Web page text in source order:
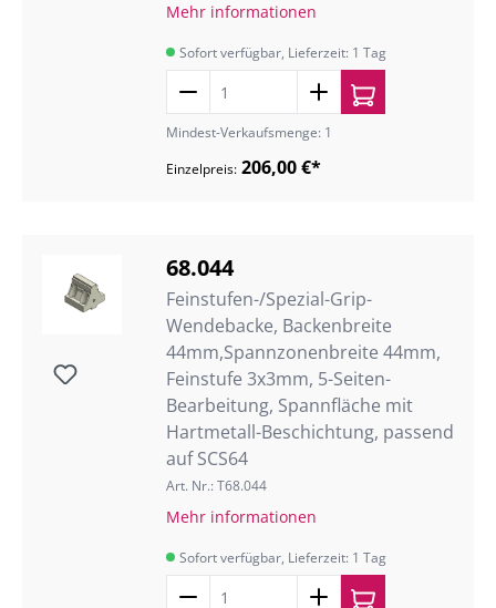
Mehr informationen
Sofort verfügbar, Lieferzeit: 1 Tag
Mindest-Verkaufsmenge: 1
Einzelpreis: 206,00 €*
68.044
Feinstufen-/Spezial-Grip-
Wendebacke, Backenbreite
44mm,Spannzonenbreite 44mm,
Feinstufe 3x3mm, 5-Seiten-
Bearbeitung, Spannfläche mit
Hartmetall-Beschichtung, passend
auf SCS64
Art. Nr.: T68.044
Mehr informationen
Sofort verfügbar, Lieferzeit: 1 Tag